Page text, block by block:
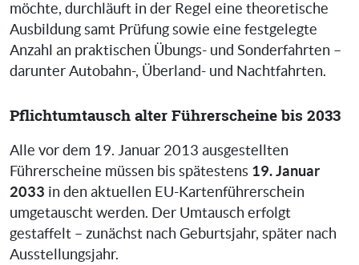
möchte, durchläuft in der Regel eine theoretische
Ausbildung samt Prüfung sowie eine festgelegte
Anzahl an praktischen Übungs- und Sonderfahrten –
darunter Autobahn-, Überland- und Nachtfahrten.
Pflichtumtausch alter Führerscheine bis 2033
Alle vor dem 19. Januar 2013 ausgestellten
Führerscheine müssen bis spätestens 19. Januar
2033 in den aktuellen EU-Kartenführerschein
umgetauscht werden. Der Umtausch erfolgt
gestaffelt – zunächst nach Geburtsjahr, später nach
Ausstellungsjahr.